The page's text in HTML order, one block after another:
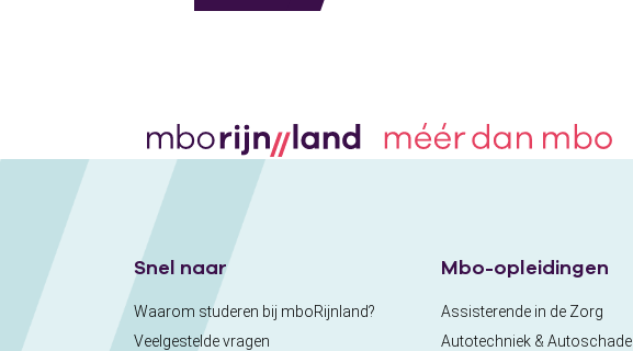
Snel naar
Waarom studeren bij mboRijnland?
Veelgestelde vragen
Mbo-opleidingen
Assisterende in de Zorg
Autotechniek & Autoschade